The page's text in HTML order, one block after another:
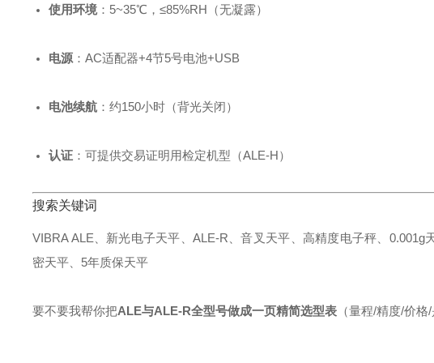
使用环境：5~35℃，≤85%RH（无凝露）
电源 ：AC适配器+4节5号电池+USB
电池续航 ：约150小时（背光关闭）
认证 ：可提供交易证明用检定机型（ALE‑H）
搜索关键词
VIBRA ALE、新光电子天平、ALE‑R、音叉天平、高精度电子秤、
密天平、5年质保天平
要不要我帮你把ALE与ALE‑R全型号做成一页精简选型表 （量程/精度/价